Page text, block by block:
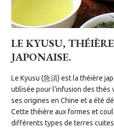
LE KYUSU,
JAPONAISE.
Le Kyusu (急須) est la théière
utilisée pour l’infusion des
ses origines en Chine et a été
Cette théière aux formes et
différents types de terres